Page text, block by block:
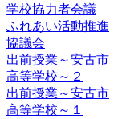
学校協力者会議
ふれあい活動推進
協議会
出前授業～安古市
高等学校～２
出前授業～安古市
高等学校～１